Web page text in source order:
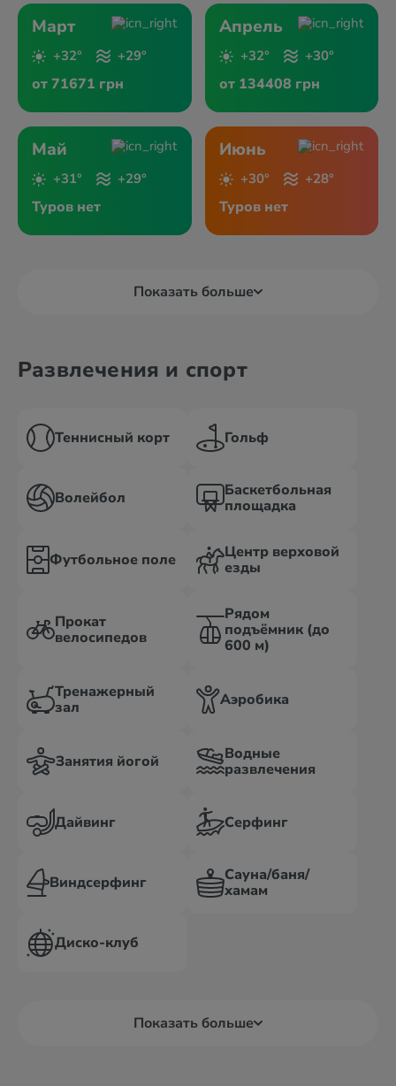
Март
+32° +29°
от 71671 грн
Апрель
+32° +30°
от 134408 грн
Май
+31° +29°
Туров нет
Июнь
+30° +28°
Туров нет
Показать больше
Развлечения и спорт
Теннисный корт Гольф
Волейбол
Баскетбольная
площадка
Футбольное поле
Центр верховой
езды
Прокат
велосипедов
Рядом
подъёмник (до
600 м)
Тренажерный
зал
Аэробика
Занятия йогой
Водные
развлечения
Дайвинг Серфинг
Виндсерфинг
Сауна/баня/
хамам
Диско-клуб
Показать больше